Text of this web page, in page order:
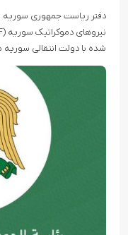
شده با دولت انتقالی سوریه